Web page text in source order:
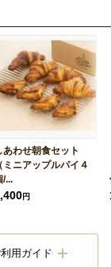
あわせ朝食セット
（ミニアップルパイ４
/...
円
用ガイド